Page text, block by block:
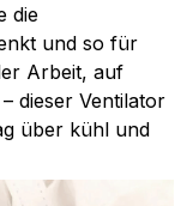
die
und so für
Arbeit, auf
dieser Ventilator
über kühl und